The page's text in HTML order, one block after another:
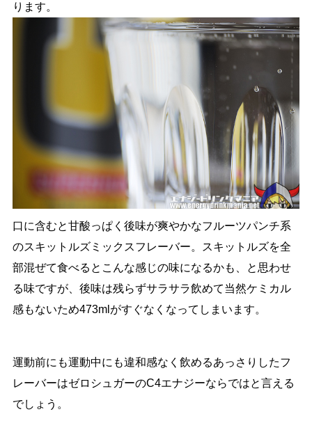
ります。
口に含むと甘酸っぱく後味が爽やかなフルーツパンチ系
のスキットルズミックスフレーバー。スキットルズを全
部混ぜて食べるとこんな感じの味になるかも、と思わせ
る味ですが、後味は残らずサラサラ飲めて当然ケミカル
感もないため473mlがすぐなくなってしまいます。
運動前にも運動中にも違和感なく飲めるあっさりしたフ
レーバーはゼロシュガーのC4エナジーならではと言える
でしょう。